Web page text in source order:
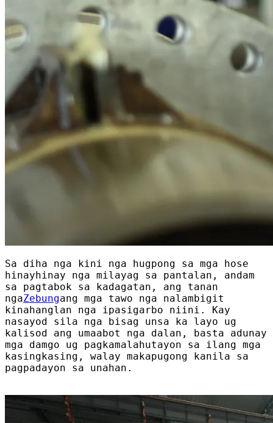
Sa diha nga kini nga hugpong sa mga hose
hinayhinay nga milayag sa pantalan, andam
sa pagtabok sa kadagatan, ang tanan
ngaZebungang mga tawo nga nalambigit
kinahanglan nga ipasigarbo niini. Kay
nasayod sila nga bisag unsa ka layo ug
kalisod ang umaabot nga dalan, basta adunay
mga damgo ug pagkamalahutayon sa ilang mga
kasingkasing, walay makapugong kanila sa
pagpadayon sa unahan.